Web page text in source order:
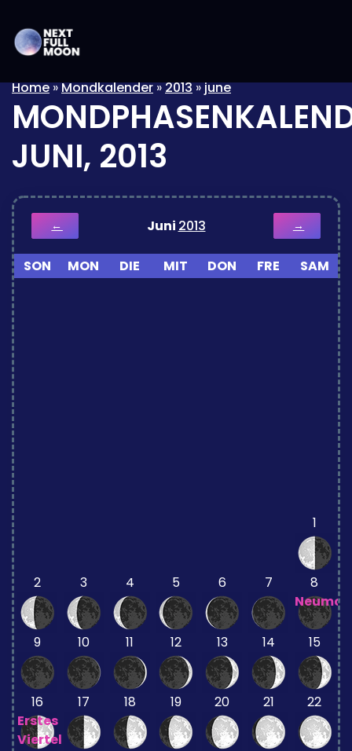
Home»Mondkalender»2013»june
JUNI, 2013
← Juni 2013 →
SON MON DIE MIT DON FRE SAM
1
2 3 4 5 6 7
8
9 10 11 12 13 14 15
16
Erstes
Viertel
17 18 19 20 21 22